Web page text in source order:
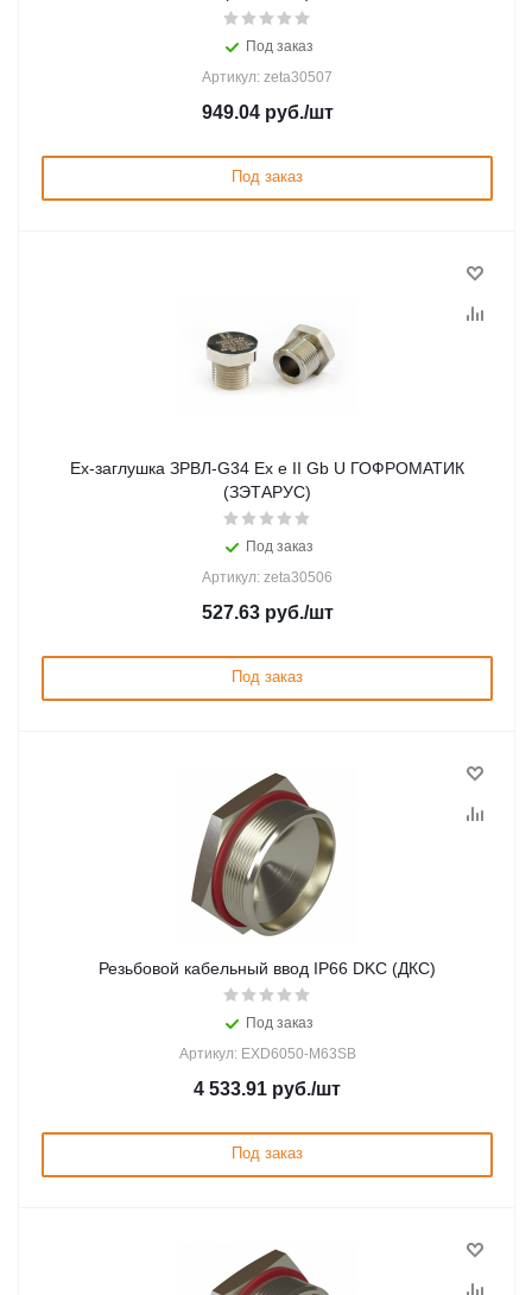
Под заказ
Артикул: zeta30507
949.04руб./шт
Под заказ
Ex-заглушка ЗРВЛ-G34 Ex e II Gb U ГОФРОМАТИК
(ЗЭТАРУС)
Под заказ
Артикул: zeta30506
527.63руб./шт
Под заказ
Резьбовой кабельный ввод IP66 DKC (ДКС)
Под заказ
Артикул: EXD6050-M63SB
4 533.91 руб./шт
Под заказ